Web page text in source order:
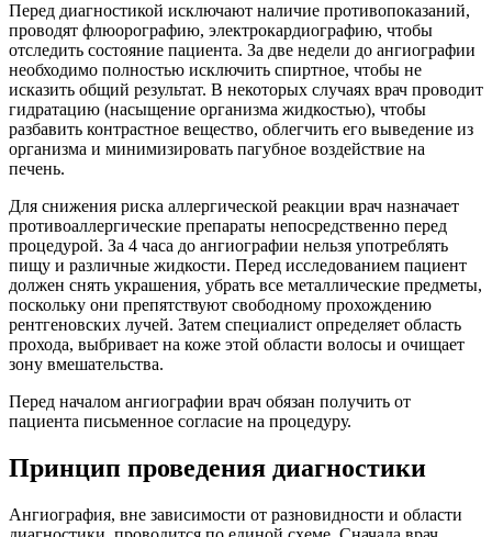
Перед диагностикой исключают наличие противопоказаний,
проводят флюорографию, электрокардиографию, чтобы
отследить состояние пациента. За две недели до ангиографии
необходимо полностью исключить спиртное, чтобы не
исказить общий результат. В некоторых случаях врач проводит
гидратацию (насыщение организма жидкостью), чтобы
разбавить контрастное вещество, облегчить его выведение из
организма и минимизировать пагубное воздействие на
печень.
Для снижения риска аллергической реакции врач назначает
противоаллергические препараты непосредственно перед
процедурой. За 4 часа до ангиографии нельзя употреблять
пищу и различные жидкости. Перед исследованием пациент
должен снять украшения, убрать все металлические предметы,
поскольку они препятствуют свободному прохождению
рентгеновских лучей. Затем специалист определяет область
прохода, выбривает на коже этой области волосы и очищает
зону вмешательства.
Перед началом ангиографии врач обязан получить от
пациента письменное согласие на процедуру.
Принцип проведения диагностики
Ангиография, вне зависимости от разновидности и области